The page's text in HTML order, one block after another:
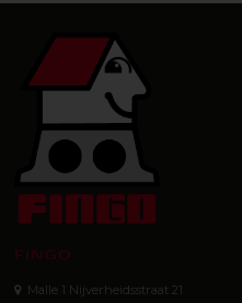
FINGO
Malle 1 Nijverheidsstraat 21